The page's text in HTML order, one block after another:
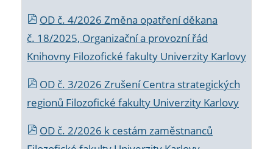
OD č. 4/2026 Změna opatření děkana
č. 18/2025, Organizační a provozní řád
Knihovny Filozofické fakulty Univerzity Karlovy
OD č. 3/2026 Zrušení Centra strategických
regionů Filozofické fakulty Univerzity Karlovy
OD č. 2/2026 k cestám zaměstnanců